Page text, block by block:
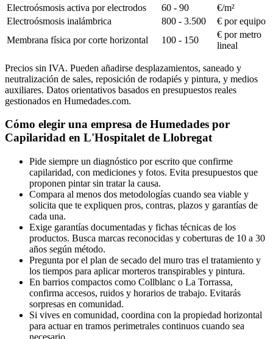
Electroósmosis activa por electrodos
60 - 90
€/m²
Electroósmosis inalámbrica
800 - 3.500
€ por equipo
Membrana física por corte horizontal
100 - 150
€ por metro
lineal
Precios sin IVA. Pueden añadirse desplazamientos, saneado y
neutralización de sales, reposición de rodapiés y pintura, y medios
auxiliares. Datos orientativos basados en presupuestos reales
gestionados en Humedades.com.
Cómo elegir una empresa de Humedades por
Capilaridad en L'Hospitalet de Llobregat
Pide siempre un diagnóstico por escrito que confirme
capilaridad, con mediciones y fotos. Evita presupuestos que
proponen pintar sin tratar la causa.
Compara al menos dos metodologías cuando sea viable y
solicita que te expliquen pros, contras, plazos y garantías de
cada una.
Exige garantías documentadas y fichas técnicas de los
productos. Busca marcas reconocidas y coberturas de 10 a 30
años según método.
Pregunta por el plan de secado del muro tras el tratamiento y
los tiempos para aplicar morteros transpirables y pintura.
En barrios compactos como Collblanc o La Torrassa,
confirma accesos, ruidos y horarios de trabajo. Evitarás
sorpresas en comunidad.
Si vives en comunidad, coordina con la propiedad horizontal
para actuar en tramos perimetrales continuos cuando sea
necesario.